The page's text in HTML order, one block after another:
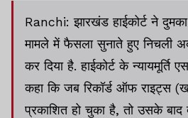
Ranchi: झारखंड हाईकोर्ट ने
मामले में फैसला सुनाते हुए निचली
कर दिया है. हाईकोर्ट के न्यायमूर्ति
कहा कि जब रिकॉर्ड ऑफ राइट्स
प्रकाशित हो चुका है, तो उसके बाद